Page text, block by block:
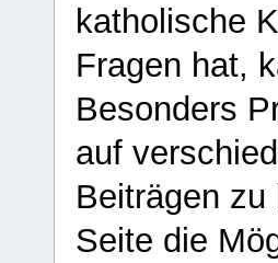
katholische
Fragen hat,
Besonders
auf
Beiträgen
Seite die